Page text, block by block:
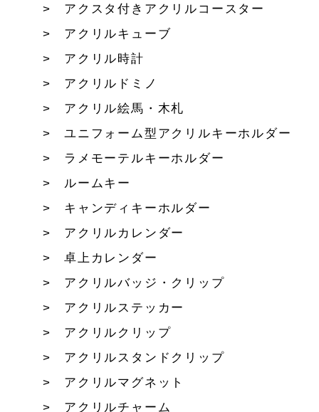
アクスタ付きアクリルコースター
アクリルキューブ
アクリル時計
アクリルドミノ
アクリル絵馬・木札
ユニフォーム型アクリルキーホルダー
ラメモーテルキーホルダー
ルームキー
キャンディキーホルダー
アクリルカレンダー
卓上カレンダー
アクリルバッジ・クリップ
アクリルステッカー
アクリルクリップ
アクリルスタンドクリップ
アクリルマグネット
アクリルチャーム